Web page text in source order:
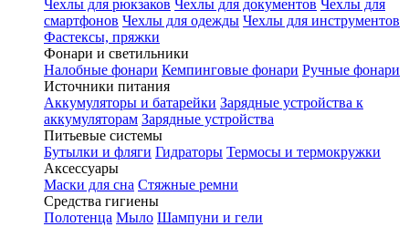
Чехлы для рюкзаков Чехлы для документов Чехлы для
смартфонов Чехлы для одежды Чехлы для инструментов
Фастексы, пряжки
Фонари и светильники
Налобные фонари Кемпинговые фонари Ручные фонари
Источники питания
Аккумуляторы и батарейки Зарядные устройства к
аккумуляторам Зарядные устройства
Питьевые системы
Бутылки и фляги Гидраторы Термосы и термокружки
Аксессуары
Маски для сна Стяжные ремни
Средства гигиены
Полотенца Мыло Шампуни и гели